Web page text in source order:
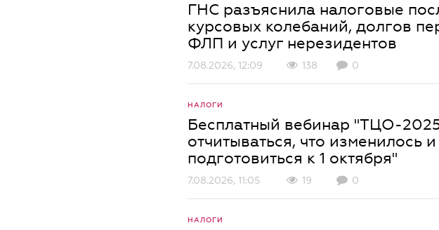
ГНС разъяснила налоговые
курсовых колебаний, долгов
ФЛП и услуг нерезидентов
7.08.2026, 12:09 138 0
НАЛОГИ
Бесплатный вебинар "ТЦО-
отчитываться, что изменилось и
подготовиться к 1 октября"
7.08.2026, 11:05 19 0
НАЛОГИ